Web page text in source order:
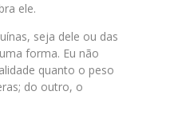
ele.
seja dele ou das
forma. Eu não
quanto o peso
do outro, o